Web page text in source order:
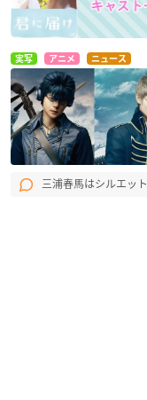
実写 アニメ ニュース
三浦春馬はシルエッ